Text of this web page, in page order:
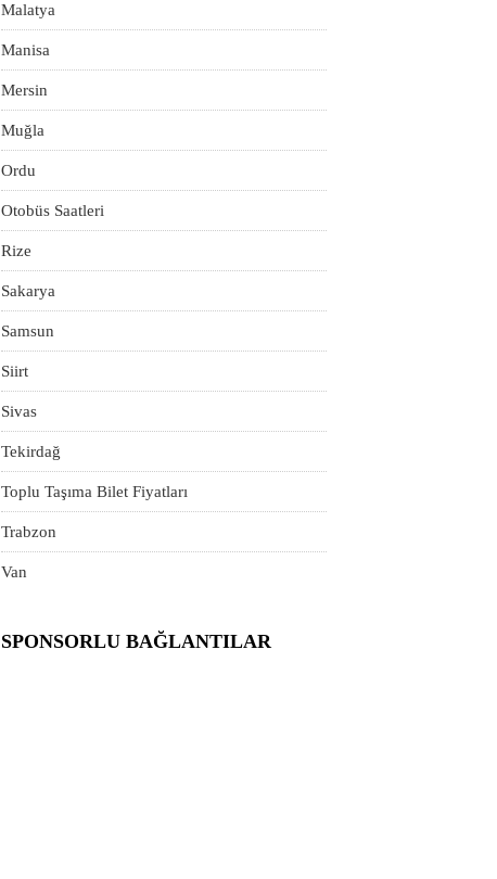
Malatya
Manisa
Mersin
Muğla
Ordu
Otobüs Saatleri
Rize
Sakarya
Samsun
Siirt
Sivas
Tekirdağ
Toplu Taşıma Bilet Fiyatları
Trabzon
Van
SPONSORLU BAĞLANTILAR